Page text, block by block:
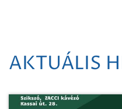
AKTUÁLIS